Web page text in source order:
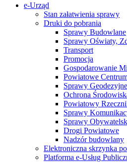
e-Urząd
Stan załatwienia sprawy
Druki do pobrania
Sprawy Budowlane
Sprawy Oświaty,
Transport
Promocja
Gospodarowanie
Powiatowe
Sprawy
Ochrona
Powiatowy
Sprawy
Sprawy
Drogi Powiatowe
Nadzór budowlany
Elektroniczna skrzynka
Platforma e-Usług